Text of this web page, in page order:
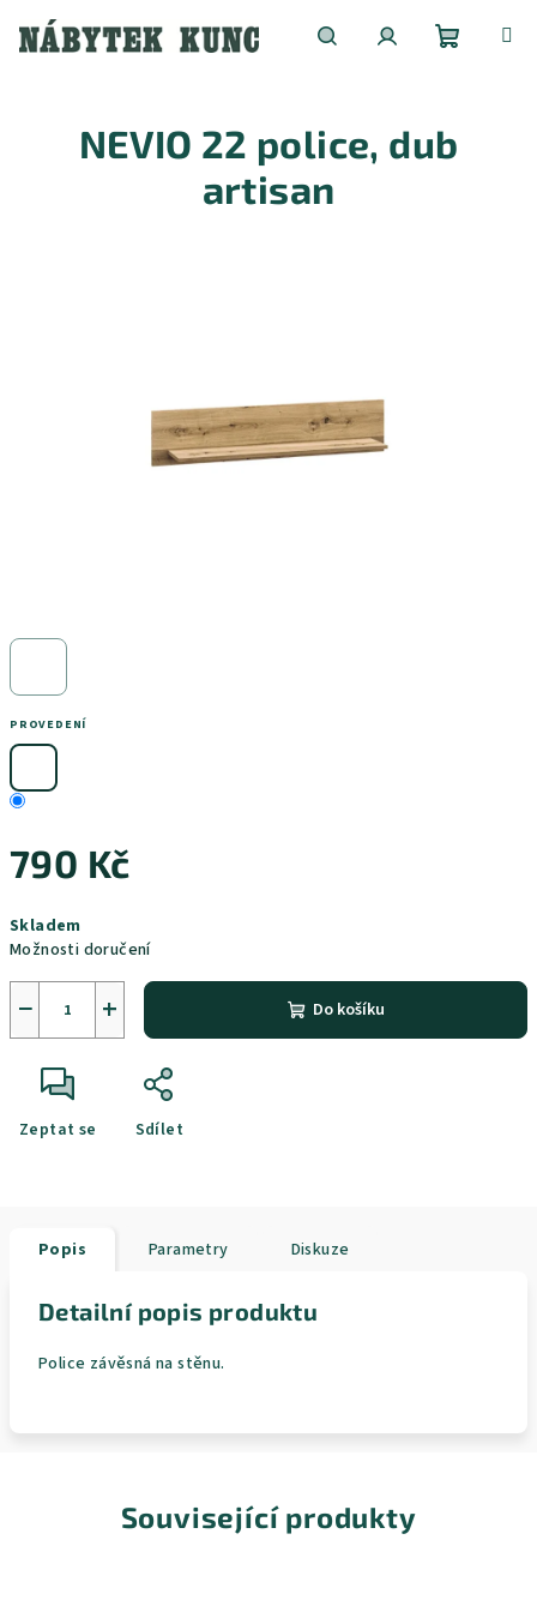
obsah
košík
PROVEDENÍ
790 Kč
cena:
Skladem
Možnosti doručení
+
− Do košíku
Zeptat se Sdílet
NEVIO 22 police, dub
artisan
Popis Parametry Diskuze
Detailní popis produktu
Police závěsná na stěnu.
Související produkty